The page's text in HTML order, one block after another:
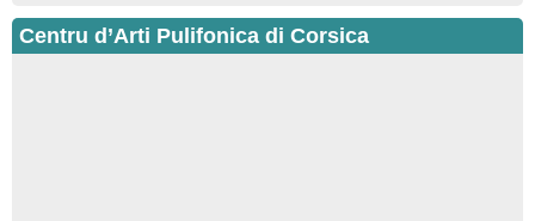
Centru d’Arti Pulifonica di Corsica